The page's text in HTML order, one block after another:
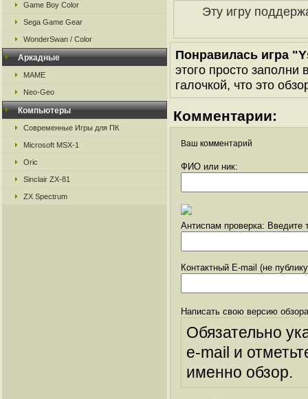
Game Boy Color
Sega Game Gear
WonderSwan / Color
Аркадные
MAME
Neo-Geo
Компьютеры
Современные Игры для ПК
Microsoft MSX-1
Oric
Sinclair ZX-81
ZX Spectrum
Эту игру
Понравилась игра
этого просто заполни
галочкой, что это
Комментарии:
Ваш комментарий
ФИО или ник:
Антиспам проверка: Введите
Контактный E-mail (не
Написать свою версию
Обязательно
e-mail и
именно обзор.